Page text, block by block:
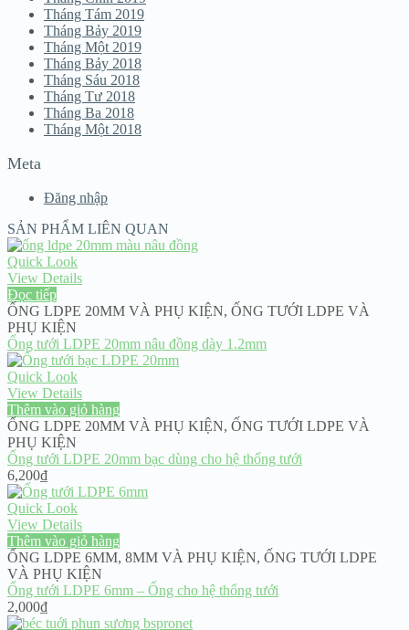
Tháng Tám 2019
Tháng Bảy 2019
Tháng Một 2019
Tháng Bảy 2018
Tháng Sáu 2018
Tháng Tư 2018
Tháng Ba 2018
Tháng Một 2018
Meta
Đăng nhập
SẢN PHẨM LIÊN QUAN
Quick Look
View Details
Đọc tiếp
ỐNG LDPE 20MM VÀ PHỤ KIỆN, ỐNG TƯỚI LDPE VÀ
PHỤ KIỆN
Ống tưới LDPE 20mm nâu đồng dày 1.2mm
Quick Look
View Details
Thêm vào giỏ hàng
ỐNG LDPE 20MM VÀ PHỤ KIỆN, ỐNG TƯỚI LDPE VÀ
PHỤ KIỆN
Ống tưới LDPE 20mm bạc dùng cho hệ thống tưới
6,200₫
Quick Look
View Details
Thêm vào giỏ hàng
ỐNG LDPE 6MM, 8MM VÀ PHỤ KIỆN, ỐNG TƯỚI LDPE
VÀ PHỤ KIỆN
Ống tưới LDPE 6mm – Ống cho hệ thống tưới
2,000₫